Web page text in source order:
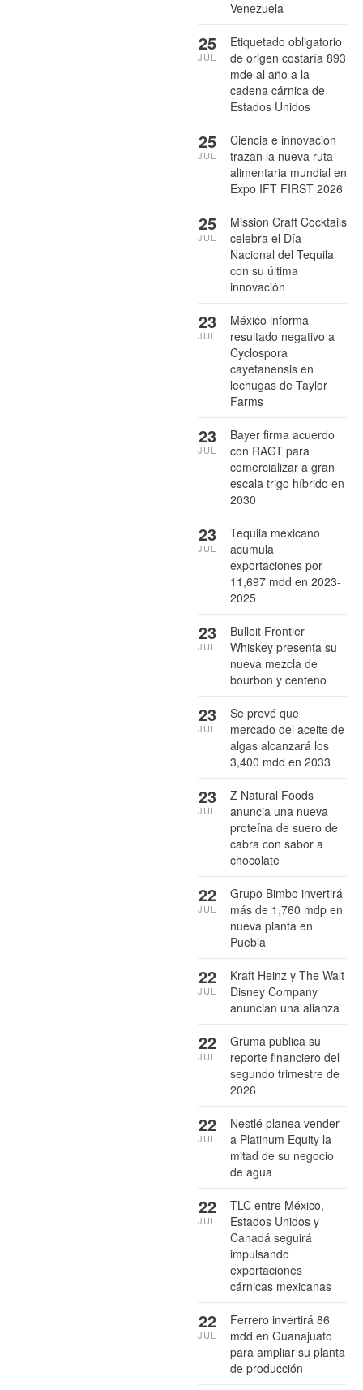
Venezuela
Etiquetado obligatorio
de origen costaría 893
mde al año a la
cadena cárnica de
Estados Unidos
25
JUL
Ciencia e innovación
trazan la nueva ruta
alimentaria mundial en
Expo IFT FIRST 2026
25
JUL
Mission Craft Cocktails
celebra el Día
Nacional del Tequila
con su última
innovación
25
JUL
México informa
resultado negativo a
Cyclospora
cayetanensis en
lechugas de Taylor
Farms
23
JUL
Bayer firma acuerdo
con RAGT para
comercializar a gran
escala trigo híbrido en
2030
23
JUL
Tequila mexicano
acumula
exportaciones por
11,697 mdd en 2023-
2025
23
JUL
Bulleit Frontier
Whiskey presenta su
nueva mezcla de
bourbon y centeno
23
JUL
Se prevé que
mercado del aceite de
algas alcanzará los
3,400 mdd en 2033
23
JUL
Z Natural Foods
anuncia una nueva
proteína de suero de
cabra con sabor a
chocolate
23
JUL
Grupo Bimbo invertirá
más de 1,760 mdp en
nueva planta en
Puebla
22
JUL
Kraft Heinz y The Walt
Disney Company
anuncian una alianza
22
JUL
Gruma publica su
reporte financiero del
segundo trimestre de
2026
22
JUL
Nestlé planea vender
a Platinum Equity la
mitad de su negocio
de agua
22
JUL
TLC entre México,
Estados Unidos y
Canadá seguirá
impulsando
exportaciones
cárnicas mexicanas
22
JUL
Ferrero invertirá 86
mdd en Guanajuato
para ampliar su planta
de producción
22
JUL